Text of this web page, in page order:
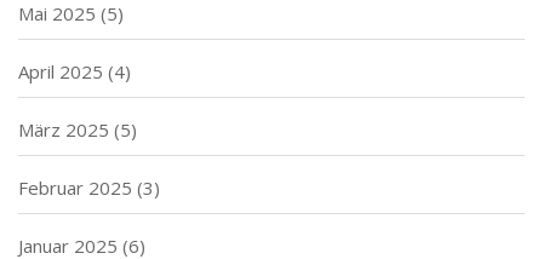
Mai 2025 (5)
April 2025 (4)
März 2025 (5)
Februar 2025 (3)
Januar 2025 (6)